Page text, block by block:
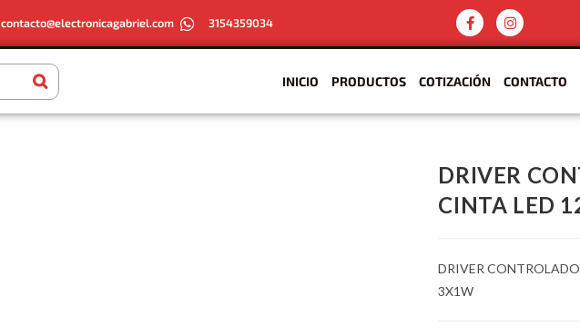
contacto@electronicagabriel.com 3154359034
INICIO PRODUCTOS COTIZACIÓN CONTACTO
DRIVER
CINTA LED
DRIVER
3X1W